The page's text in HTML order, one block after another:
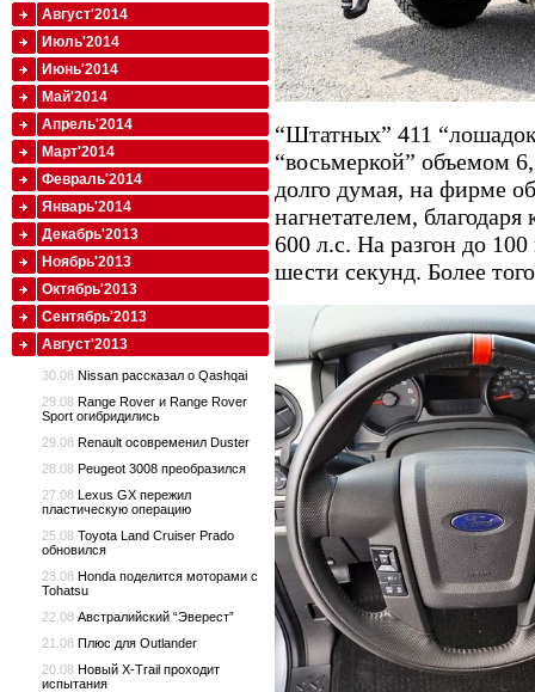
“Штатных” 411
“восьмеркой” объемом
долго думая, на фирме
нагнетателем,
600 л.с. На разгон до
шести секунд. Более
Август'2014
Июль'2014
Июнь'2014
Май'2014
Апрель'2014
Март'2014
Февраль'2014
Январь'2014
Декабрь'2013
Ноябрь'2013
Октябрь'2013
Сентябрь'2013
Август'2013
30.08 Nissan рассказал о Qashqai
29.08 Range Rover и Range Rover
Sport огибридились
29.08 Renault осовременил Duster
28.08 Peugeot 3008 преобразился
27.08 Lexus GX пережил
пластическую операцию
25.08 Toyota Land Cruiser Prado
обновился
23.08 Нonda поделится моторами с
Tohatsu
22.08 Австралийский “Эверест”
21.08 Плюс для Outlander
20.08 Новый X-Trail проходит
испытания